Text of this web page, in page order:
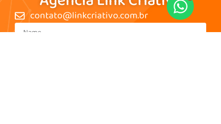
contato@linkcriativo.com.br